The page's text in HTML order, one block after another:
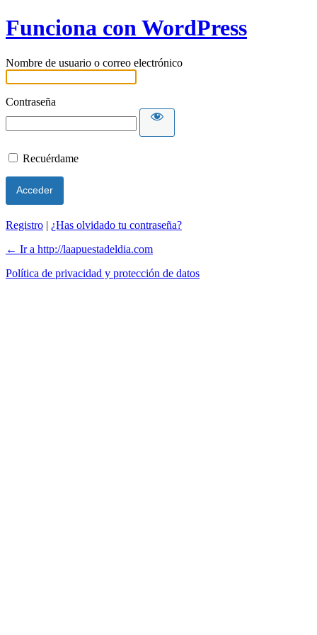
Funciona con WordPress
Nombre de usuario o correo electrónico
Contraseña
Recuérdame
Registro | ¿Has olvidado tu contraseña?
← Ir a http://laapuestadeldia.com
Política de privacidad y protección de datos